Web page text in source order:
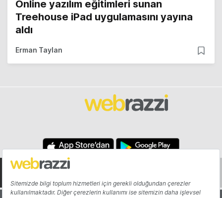
Online yazılım eğitimleri sunan
Treehouse iPad uygulamasını yayına
aldı
Erman Taylan